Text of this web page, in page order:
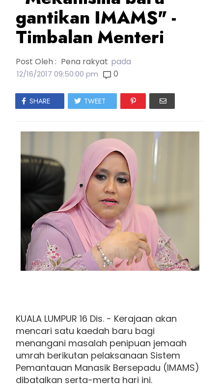
gantikan IMAMS" -
Timbalan Menteri
Post Oleh : Pena rakyat pada
12/16/2017 09:50:00 pm 0
SHARE TWEET
KUALA LUMPUR 16 Dis. - Kerajaan akan
mencari satu kaedah baru bagi
menangani masalah penipuan jemaah
umrah berikutan pelaksanaan Sistem
Pemantauan Manasik Bersepadu (IMAMS)
dibatalkan serta-merta hari ini.